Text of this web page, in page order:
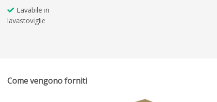
Lavabile in
lavastoviglie
Come vengono forniti